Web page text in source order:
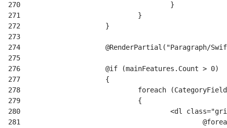
270
271
272
273
274
275
276
277
278
279
280
281